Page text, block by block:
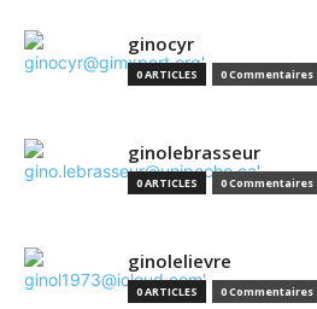
ginocyr
0 ARTICLES 0 Commentaires
ginolebrasseur
0 ARTICLES 0 Commentaires
ginolelievre
0 ARTICLES 0 Commentaires